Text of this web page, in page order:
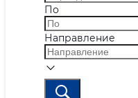
По
Направление